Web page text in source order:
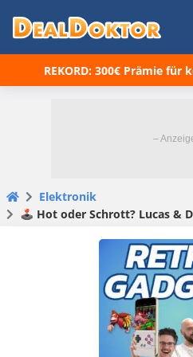
REKORD: 300€ Prämie
Elektronik
🕹️ Hot oder Schrott? Lucas & Dominik testen